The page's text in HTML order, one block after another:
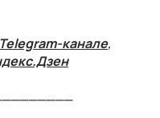
Telegram-канале,